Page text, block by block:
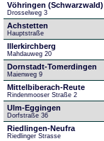
Vöhringen (Schwarzwald)
Drosselweg 3
Achstetten
Hauptstraße
Illerkirchberg
Mahdauweg 20
Dornstadt-Tomerdingen
Maienweg 9
Mittelbiberach-Reute
Rindenmooser Straße 2
Ulm-Eggingen
Dorfstraße 36
Riedlingen-Neufra
Riedlinger Strasse